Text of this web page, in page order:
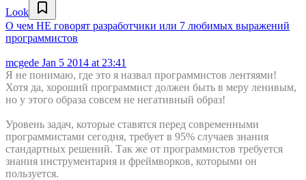
Look
О чем НЕ говорят разработчики или 7 любимых выражений
программистов
mcgede Jan 5 2014 at 23:41
Я не понимаю, где это я назвал программистов лентяями!
Хотя да, хороший программист должен быть в меру ленивым,
но у этого образа совсем не негативный образ!
Уровень задач, которые ставятся перед современными
программистами сегодня, требует в 95% случаев знания
стандартных решений. Так же от программистов требуется
знания инструментария и фреймворков, которыми он
пользуется.